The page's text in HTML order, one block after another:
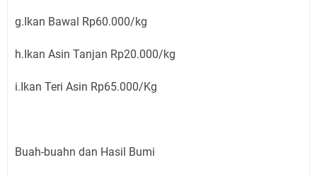
g.Ikan Bawal Rp60.000/kg
h.Ikan Asin Tanjan Rp20.000/kg
i.Ikan Teri Asin Rp65.000/Kg
Buah-buahn dan Hasil Bumi